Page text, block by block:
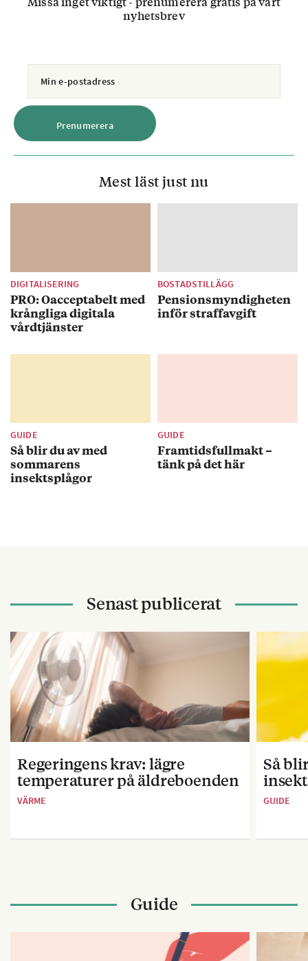
nyhetsbrev
Mest läst just nu
DIGITALISERING
PRO: Oacceptabelt med
krångliga digitala
vårdtjänster
BOSTADSTILLÄGG
Pensionsmyndigheten
inför straffavgift
GUIDE
Så blir du av med
sommarens
insektsplågor
GUIDE
Framtidsfullmakt –
tänk på det här
Senast publicerat
Regeringens krav: lägre
temperaturer på äldreboenden
VÄRME
Så
GUIDE
Guide